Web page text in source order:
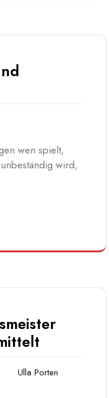
wen spielt,
wird,
Ulla Porten